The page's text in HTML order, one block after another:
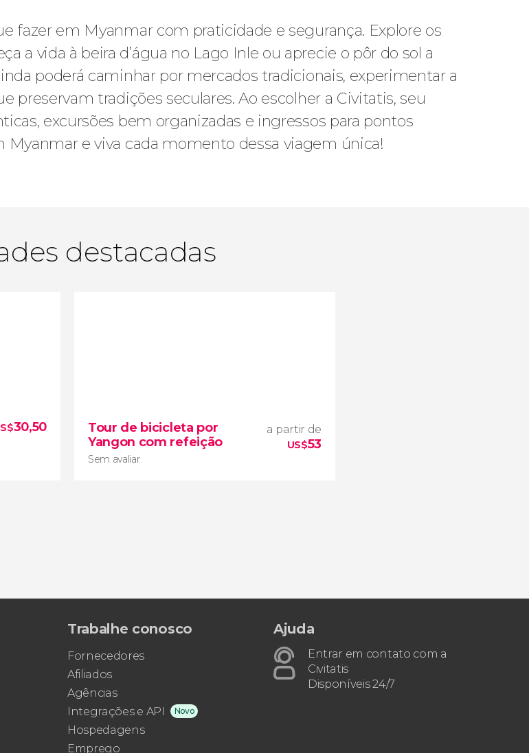
fazer em Myanmar com praticidade e segurança. Explore os
a vida à beira d’água no Lago Inle ou aprecie o pôr do sol a
poderá caminhar por mercados tradicionais, experimentar a
preservam tradições seculares. Ao escolher a Civitatis, seu
excursões bem organizadas e ingressos para pontos
e viva cada momento dessa viagem única!
destacadas
30,50
dias
Tour de bicicleta por
Yangon com refeição
Sem avaliar
a partir de
US$53
Sem avaliar
rota guiada de bicicleta por
Yangon
sabores de Myanmar
Trabalhe conosco
Fornecedores
Afiliados
Agências
Integrações e API
Novo
Hospedagens
Emprego
Ajuda
Entrar em contato com a
Civitatis
Disponíveis 24/7